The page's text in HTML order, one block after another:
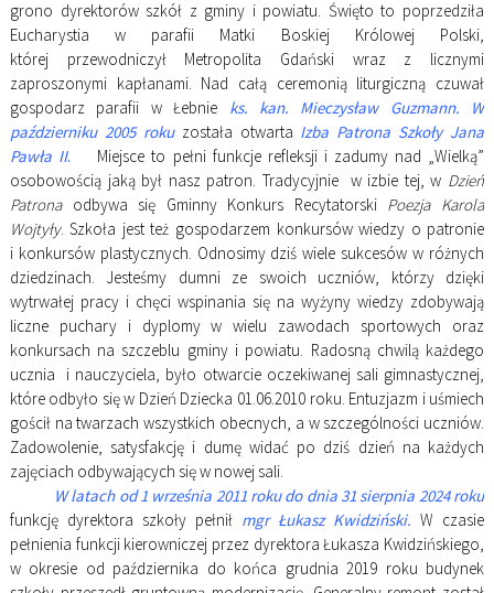
grono dyrektorów szkół z gminy i powiatu. Święto to poprzedziła
Eucharystia w parafii Matki Boskiej Królowej Polski,
której przewodniczył Metropolita Gdański wraz z licznymi
zaproszonymi kapłanami. Nad całą ceremonią liturgiczną czuwał
gospodarz parafii w Łebnie ks. kan. Mieczysław Guzmann.
W
październiku 2005 rokuzostała otwarta Izba Patrona Szkoły Jana
Pawła II.
Miejsce to pełni funkcje refleksji i zadumy nad „Wielką”
osobowością jaką był nasz patron. Tradycyjnie w izbie tej, w Dzień
Patronaodbywa się Gminny Konkurs Recytatorski Poezja Karola
Wojtyły. Szkoła jest też gospodarzem konkursów wiedzy o patronie
i konkursów plastycznych. Odnosimy dziś wiele sukcesów w różnych
dziedzinach. Jesteśmy dumni ze swoich uczniów, którzy dzięki
wytrwałej pracy i chęci wspinania się na wyżyny wiedzy zdobywają
liczne puchary i dyplomy w wielu zawodach sportowych oraz
konkursach na szczeblu gminy i powiatu. Radosną chwilą każdego
ucznia i nauczyciela, było otwarcie oczekiwanej sali gimnastycznej,
które odbyło się w Dzień Dziecka 01.06.2010 roku. Entuzjazm i uśmiech
gościł na twarzach wszystkich obecnych, a w szczególności uczniów.
Zadowolenie, satysfakcję i dumę widać po dziś dzień na każdych
zajęciach odbywających się w nowej sali.
W latach od 1 września 2011 roku do dnia 31 sierpnia 2024 roku
funkcję dyrektora szkoły pełnił mgr Łukasz Kwidziński. W czasie
pełnienia funkcji kierowniczej przez dyrektora Łukasza Kwidzińskiego,
w okresie od października do końca grudnia 2019 roku budynek